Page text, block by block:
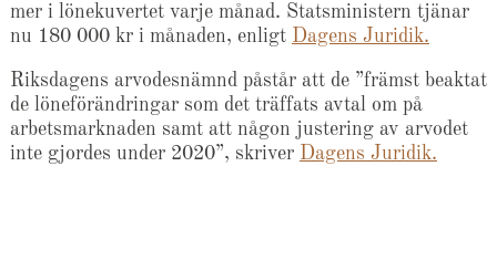
mer i lönekuvertet varje månad. Statsministern tjänar
nu 180 000 kr i månaden, enligt Dagens Juridik.
Riksdagens arvodesnämnd påstår att de ”främst beaktat
de löneförändringar som det träffats avtal om på
arbetsmarknaden samt att någon justering av arvodet
inte gjordes under 2020”, skriver Dagens Juridik.